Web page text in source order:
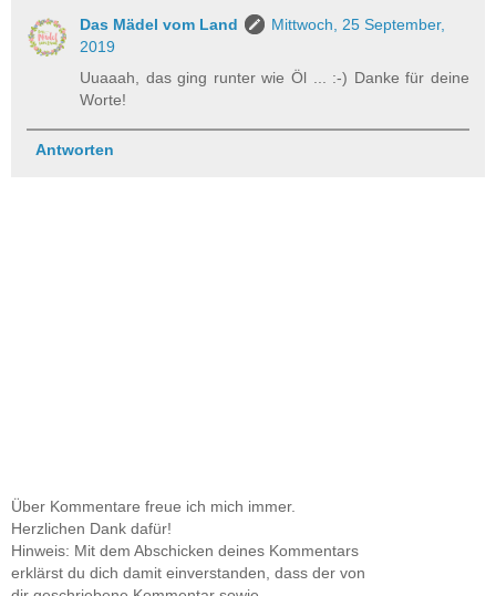
Das Mädel vom Land
Mittwoch, 25 September,
2019
Uuaaah, das ging runter wie Öl ... :-) Danke für deine
Worte!
Antworten
Über Kommentare freue ich mich immer.
Herzlichen Dank dafür!
Hinweis: Mit dem Abschicken deines Kommentars
erklärst du dich damit einverstanden, dass der von